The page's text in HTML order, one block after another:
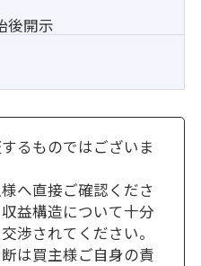
後開示
るものではございま
へ直接ご確認くださ
益構造について十分
渉されてください。
は買主様ご自身の責